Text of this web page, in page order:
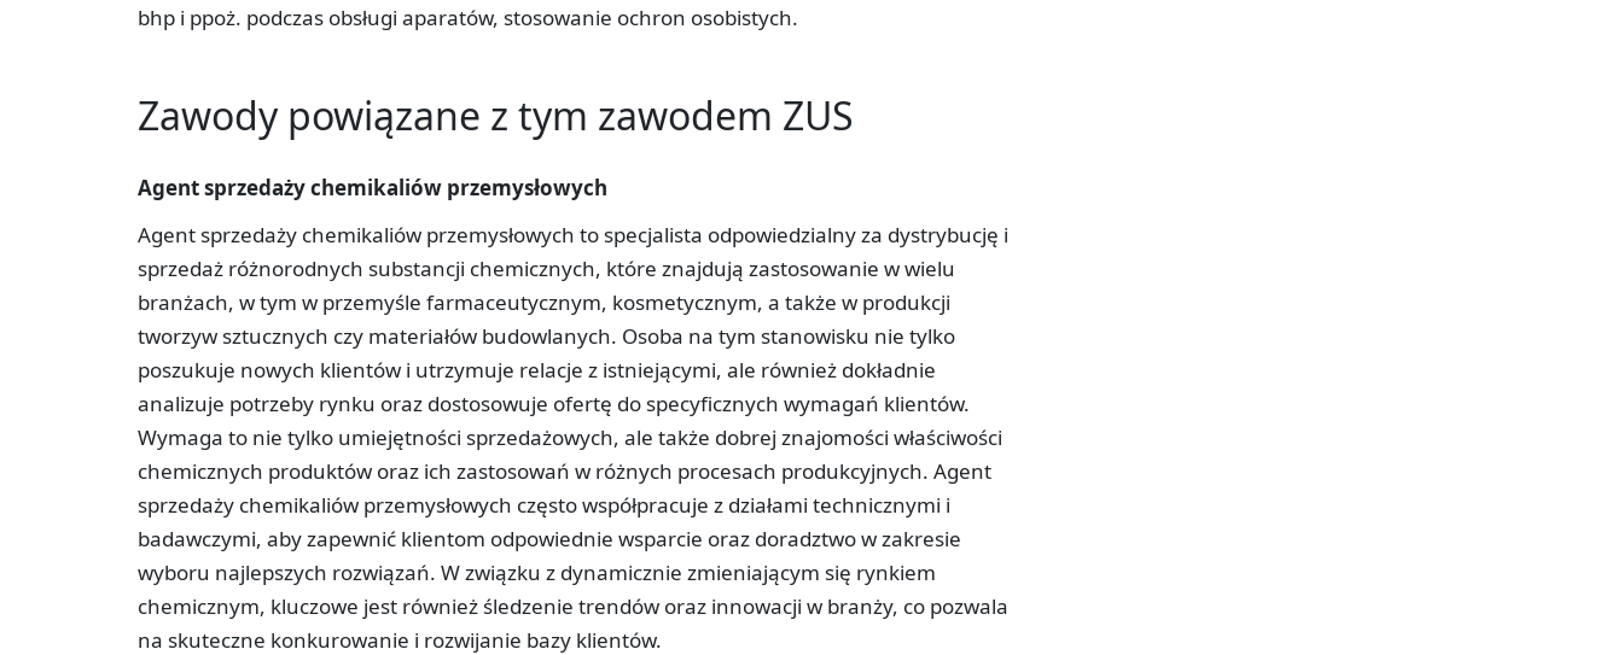
bhp i ppoż. podczas obsługi aparatów, stosowanie ochron osobistych.
Zawody powiązane z tym zawodem ZUS
Agent sprzedaży chemikaliów przemysłowych
Agent sprzedaży chemikaliów przemysłowych to specjalista odpowiedzialny za dystrybucję i
sprzedaż różnorodnych substancji chemicznych, które znajdują zastosowanie w wielu
branżach, w tym w przemyśle farmaceutycznym, kosmetycznym, a także w produkcji
tworzyw sztucznych czy materiałów budowlanych. Osoba na tym stanowisku nie tylko
poszukuje nowych klientów i utrzymuje relacje z istniejącymi, ale również dokładnie
analizuje potrzeby rynku oraz dostosowuje ofertę do specyficznych wymagań klientów.
Wymaga to nie tylko umiejętności sprzedażowych, ale także dobrej znajomości właściwości
chemicznych produktów oraz ich zastosowań w różnych procesach produkcyjnych. Agent
sprzedaży chemikaliów przemysłowych często współpracuje z działami technicznymi i
badawczymi, aby zapewnić klientom odpowiednie wsparcie oraz doradztwo w zakresie
wyboru najlepszych rozwiązań. W związku z dynamicznie zmieniającym się rynkiem
chemicznym, kluczowe jest również śledzenie trendów oraz innowacji w branży, co pozwala
na skuteczne konkurowanie i rozwijanie bazy klientów.